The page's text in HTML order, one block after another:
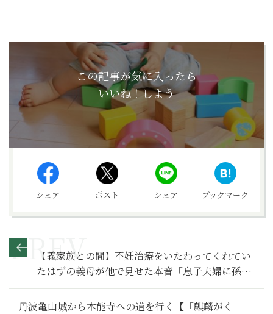
この記事が気に入ったら
いいね！しよう
シェア ポスト シェア ブックマーク
【義家族との間】不妊治療をいたわってくれてい
たはずの義母が他で見せた本音「息子夫婦に孫は
できない」～その１～
丹波亀山城から本能寺への道を行く【「麒麟がく